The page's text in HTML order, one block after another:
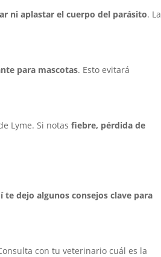
ni aplastar el cuerpo del parásito. La
para mascotas. Esto evitará
Lyme. Si notasfiebre, pérdida de
te dejo algunos consejos clave para
con tu veterinario cuál es la